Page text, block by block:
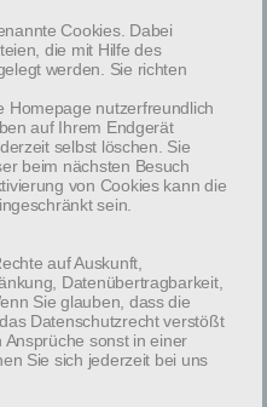
Eckert
des Lazarus-Ordens
Leben, am 16.
in die ewige Heimat
Cookies. Dabei
die mit Hilfe des
werden. Sie richten
Homepage nutzerfreundlich
auf Ihrem Endgerät
selbst löschen. Sie
beim nächsten Besuch
von Cookies kann die
sein.
auf Auskunft,
Datenübertragbarkeit,
Sie glauben, dass die
Datenschutzrecht verstößt
sonst in einer
Sie sich jederzeit bei uns